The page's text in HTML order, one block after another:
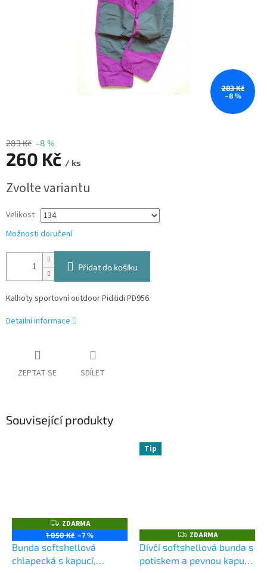
283 Kč
–8 %
283 Kč –8 %
260 Kč / ks
cena:
Zvolte variantu
Velikost
Možnosti doručení
Přidat do košíku
Kalhoty sportovní outdoor Pidilidi PD956.
Detailní informace
ZEPTAT SE SDÍLET
Související produkty
Z
D
A
R
A
ZDARMA
1 050 Kč –7 %
Bunda softshellová
chlapecká s kapucí,
Tip
Z
D
A
R
M
ZDARMA
Dívčí softshellová bunda s
potiskem a pevnou kapucí,